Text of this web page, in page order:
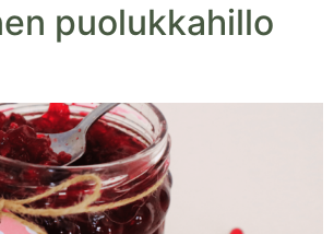
puolukkahillo